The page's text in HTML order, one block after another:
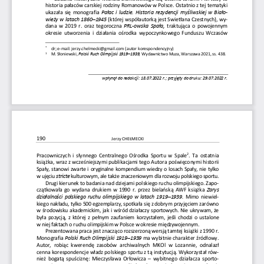
historia pałaców carskiej rodziny Romanowów w Polsce. Ostatnio z tej tematyki
ukazała się monografia Pałac i ludzie. Historia rezydencji myśliwskiej w Biało-
wieży w latach 1860–1945 (której współautorką jest Swietłana Czestnych), wy-
dana w  2019  r.  oraz tegoroczna PRL-owska  Spała, traktująca o powojennym
okresie utworzenia i działania ośrodka wypoczynkowego Funduszu Wczasów
* dr; e-mail: jerzy.chelmecki@gmail.com (autor korespondencyjny)
1 M. Słoniewski, Polski Ruch Olimpijski 1919–1939, Wydawnictwo Muza, Warszawa 2021, ss. 438.
wpłynął do redakcji: 18.07.2022 r.; przyjęty do druku: 29.07.2022 r.
190 Jerzy CHEŁMECKI
Pracowniczych i słynnego Centralnego Ośrodka Sportu w Spale2.  Ta  ostatnia
książka, wraz z wcześniejszymi publikacjami tego Autora poświęconymi historii
Spały, stanowi zwarte i oryginalne kompendium wiedzy o losach Spały, nie tylko
w ujęciu stricte kulturowym,ale także znaczeniowym dla rozwoju polskiego sportu.
Drugi kierunek to badania nad dziejami polskiego ruchu olimpijskiego. Zapo-
czątkowała go wydana drukiem w 1990 r. przez bielańską AWF książka Zarys
działalności polskiego ruchu olimpijskiego w latach 1919–1939. Mimo  niewiel-
kiego nakładu, tylko 500 egzemplarzy, spotkała się z dobrym przyjęciem zarówno
w środowisku akademickim, jak i wśród działaczy sportowych. Nie ukrywam, że
była pozycją, z której z pełnym zaufaniem korzystałem, jeśli chodzi o ustalone
w niej faktach o ruchu olimpijskim w Polsce w okresie międzywojennym.
Prezentowana praca jest znacząco rozszerzoną wersją tamtej książki z 1990 r.
Monografia Polski Ruch Olimpijski 1919–1939 ma wybitnie charakter źródłowy.
Autor, robiąc kwerendę zasobów archiwalnych MKOl w  Lozannie, odnalazł
cenna korespondencje władz polskiego sportu z tą instytucją. Wykorzystał rów-
nież bogatą spuściznę: Mieczysława Orłowicza – wybitnego działacza sporto-